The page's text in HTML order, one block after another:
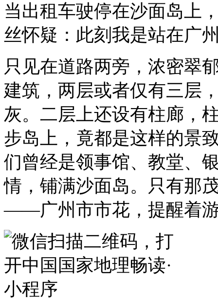
当出租车驶停在沙面岛上
丝怀疑：此刻我是站在广
只见在道路两旁，浓密翠
建筑，两层或者仅有三层
灰。二层上还设有柱廊，
步岛上，竟都是这样的景
们曾经是领事馆、教堂、
情，铺满沙面岛。只有那
——广州市市花，提醒着